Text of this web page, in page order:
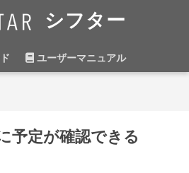
シフター
ユーザーマニュアル
予定が確認できる